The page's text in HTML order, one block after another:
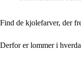
Find de kjolefarver, der
Derfor er lommer i